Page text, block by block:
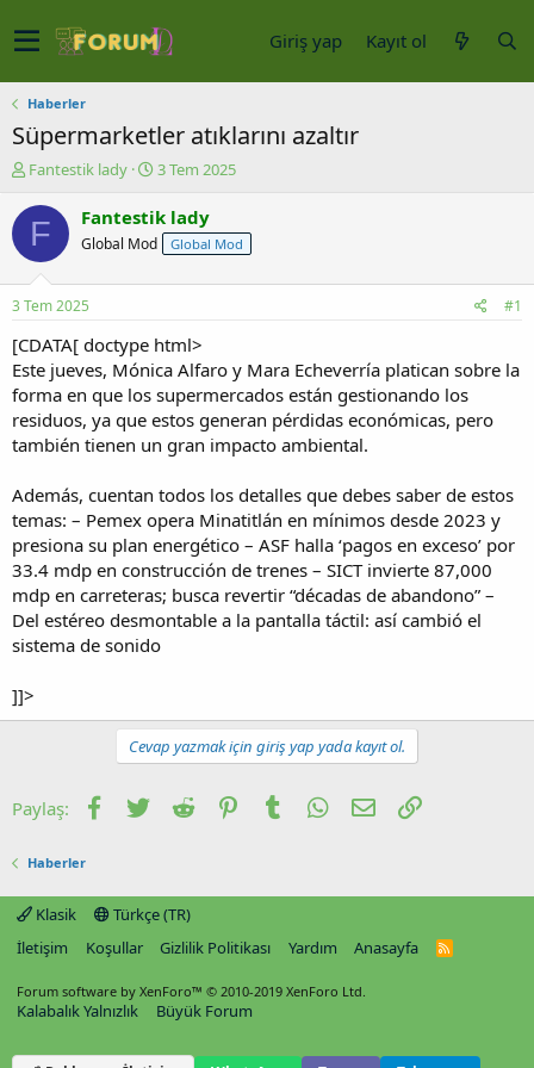
Giriş yap Kayıt ol
Haberler
Süpermarketler atıklarını azaltır
K
n
u
y
b
a
ş
a
t
a
n
Fantestik lady
B
ş
l
a
ç
a
r
i
h
3 Tem 2025
F Fantestik lady
Global Mod Global Mod
3 Tem 2025 #1
[CDATA[ doctype html>
Este jueves, Mónica Alfaro y Mara Echeverría platican sobre la
forma en que los supermercados están gestionando los
residuos, ya que estos generan pérdidas económicas, pero
también tienen un gran impacto ambiental.
Además, cuentan todos los detalles que debes saber de estos
temas: – Pemex opera Minatitlán en mínimos desde 2023 y
presiona su plan energético – ASF halla ‘pagos en exceso’ por
33.4 mdp en construcción de trenes – SICT invierte 87,000
mdp en carreteras; busca revertir “décadas de abandono” –
Del estéreo desmontable a la pantalla táctil: así cambió el
sistema de sonido
]]>
Cevap yazmak için giriş yap yada kayıt ol.
Paylaş: Facebook
TwitterReddit PinterestTumblrWhatsApp
E-postaLink
Haberler
Klasik
Türkçe (TR)
İletişim
Koşullar Gizlilik Politikası Yardım Anasayfa
R
Forum software by XenForo™ © 2010-2019 XenForo Ltd.
Kalabalık Yalnızlık Büyük Forum